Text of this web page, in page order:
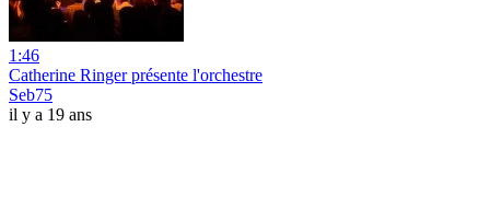
1:46
Catherine Ringer présente l'orchestre
Seb75
il y a 19 ans